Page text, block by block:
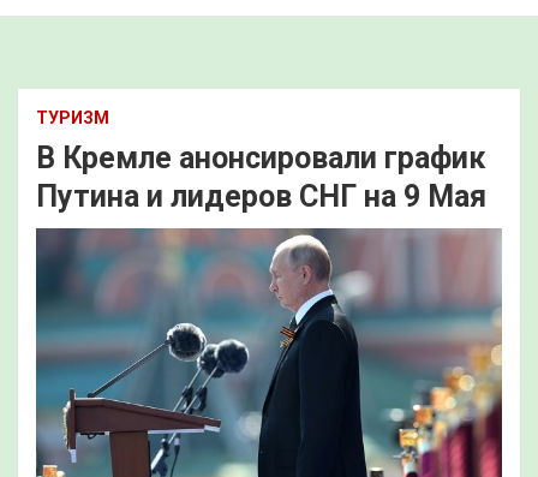
ТУРИЗМ
В Кремле анонсировали график
Путина и лидеров СНГ на 9 Мая